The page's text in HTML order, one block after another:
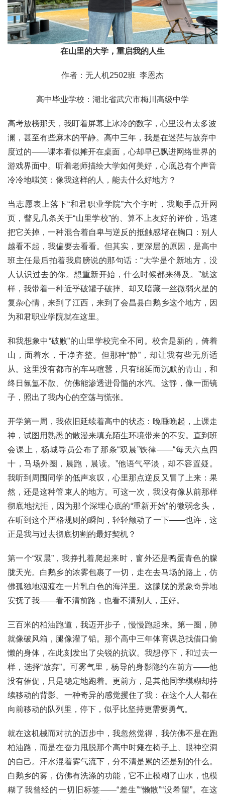
在山里的大学，重启我的人生
作者：无人机2502班 李恩杰
高中毕业学校：湖北省武穴市梅川高级中学
高考放榜那天，我盯着屏幕上冰冷的数字，心里没有太多波
澜，甚至有些麻木的平静。高中三年，我是在迷茫与放弃中
度过的——课本看似摊开在桌面，心却早已飘进网络世界的
游戏界面中。听着老师描绘大学如何美好，心底总有个声音
冷冷地嗤笑：像我这样的人，能去什么好地方？
当志愿表上落下“和君职业学院”六个字时，我顺手点开网
页，瞥见几条关于“山里学校”的、算不上友好的评价，迅速
把它关掉，一种混合着自卑与逆反的抵触感堵在胸口：别人
越看不起，我偏要去看看。但其实，更深层的原因，是高中
班主任最后拍着我肩膀说的那句话：“大学是个新地方，没
人认识过去的你。想重新开始，什么时候都来得及。”就这
样，我带着一种近乎破罐子破摔、却又暗藏一丝微弱火星的
复杂心情，来到了江西，来到了会昌县白鹅乡这个地方，因
为和君职业学院就在这里。
和我想象中“破败”的山里学校完全不同。校舍是新的，倚着
山，面着水，干净齐整。但那种“静”，却让我有些无所适
从。这里没有都市的车马喧嚣，只有绵延而沉默的青山，和
终日氤氲不散、仿佛能渗透进骨髓的水汽。这静，像一面镜
子，照出了我内心的空荡与慌张。
开学第一周，我依旧延续着高中的状态：晚睡晚起，上课走
神，试图用熟悉的散漫来填充陌生环境带来的不安。直到班
会课上，杨城导员公布了那条“双晨”铁律——“每天六点四
十，马场外圈，晨跑，晨读。”他语气平淡，却不容置疑。
我听到周围同学的低声哀叹，心里那点逆反又冒了上来：果
然，还是这种管束人的地方。可这一次，我没有像从前那样
彻底地抗拒，因为那个深埋心底的“重新开始”的微弱念头，
在听到这个严格规则的瞬间，轻轻颤动了一下——也许，这
正是我与过去彻底切割的最好契机？
第一个“双晨”，我挣扎着爬起来时，窗外还是鸭蛋青色的朦
胧天光。白鹅乡的浓雾包裹了一切，走在去马场的路上，仿
佛孤独地泅渡在一片乳白色的海洋里。这朦胧的景象奇异地
安抚了我——看不清前路，也看不清别人，正好。
三百米的柏油跑道，我迈开步子，慢慢跑起来。第一圈，肺
就像破风箱，腿像灌了铅。那个高中三年体育课总找借口偷
懒的身体，在此刻发出了尖锐的抗议。我想停下，和过去一
样，选择“放弃”。可雾气里，杨导的身影隐约在前方——他
没有催促，只是稳定地跑着。更前方，是其他同学模糊却持
续移动的背影。一种奇异的感觉攫住了我：在这个人人都在
向前移动的队列里，停下，似乎比坚持更需要勇气。
就在这机械而对抗的迈步中，我忽然觉得，我仿佛不是在跑
柏油路，而是在奋力甩脱那个高中时瘫在椅子上、眼神空洞
的自己。汗水混着雾气流下，分不清是累的还是别的什么。
白鹅乡的雾，仿佛有洗涤的功能，它不止模糊了山水，也模
糊了我曾经的一切旧标签——“差生”“懒散”“没希望”。在这